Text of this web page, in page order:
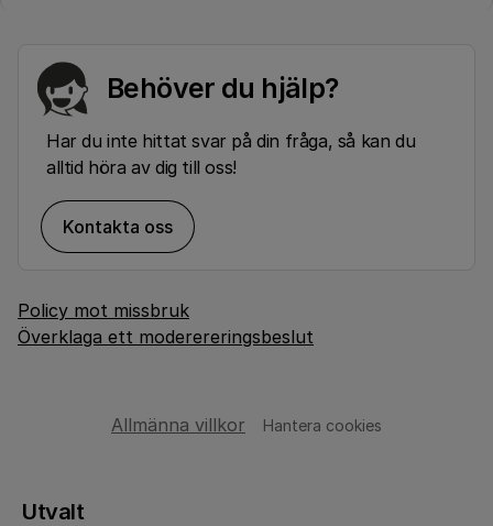
Behöver du hjälp?
Har du inte hittat svar på din fråga, så kan du
alltid höra av dig till oss!
Kontakta oss
Policy mot missbruk
Överklaga ett moderereringsbeslut
Allmänna villkor Hantera cookies
Utvalt